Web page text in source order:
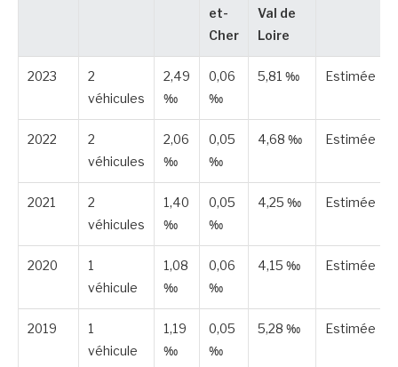
et-
Cher
Val de
Loire
2023
2
véhicules
2,49
‰
0,06
‰
5,81 ‰ Estimée
2022
2
véhicules
2,06
‰
0,05
‰
4,68 ‰ Estimée
2021
2
véhicules
1,40
‰
0,05
‰
4,25 ‰ Estimée
2020
1
véhicule
1,08
‰
0,06
‰
4,15 ‰ Estimée
2019
1
véhicule
1,19
‰
0,05
‰
5,28 ‰ Estimée